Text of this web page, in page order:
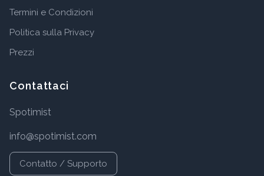
Termini e Condizioni
Politica sulla Privacy
Prezzi
Contattaci
Spotimist
info@spotimist.com
Contatto / Supporto